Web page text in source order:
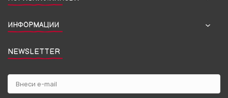
ИНФОРМАЦИИ
NEWSLETTER